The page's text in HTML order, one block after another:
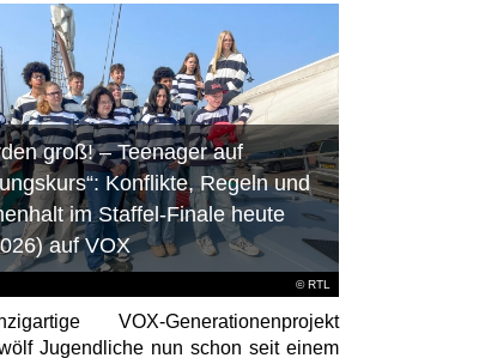
© RTL
groß! – Teenager auf
Konflikte, Regeln und
im Staffel-Finale heute
auf VOX
VOX-Generationenprojekt
Jugendliche nun schon seit einem